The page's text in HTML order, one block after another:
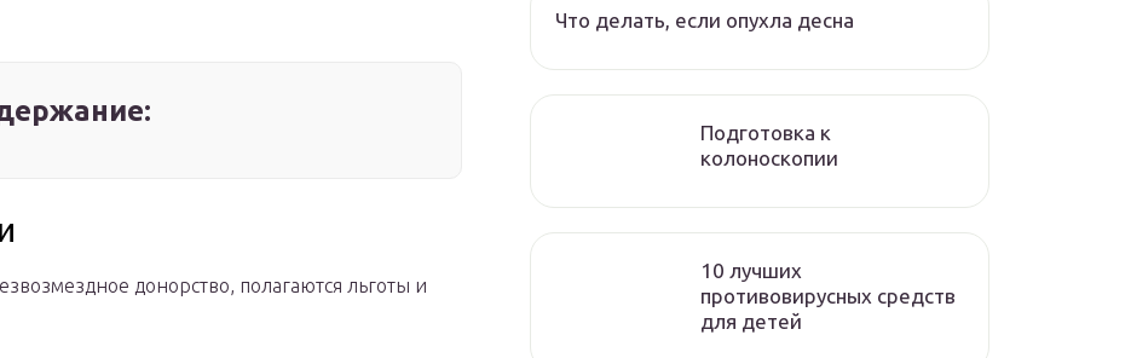
донорство, полагаются льготы и
Что делать, если опухла десна
Подготовка к
колоноскопии
10 лучших
противовирусных средств
для детей